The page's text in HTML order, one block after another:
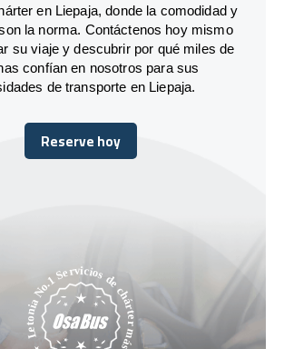
en Liepaja, donde la comodidad y
la norma. Contáctenos hoy mismo
su viaje y descubrir por qué miles de
confían en nosotros para sus
de transporte en Liepaja.
Reserve hoy
Reserve hoy